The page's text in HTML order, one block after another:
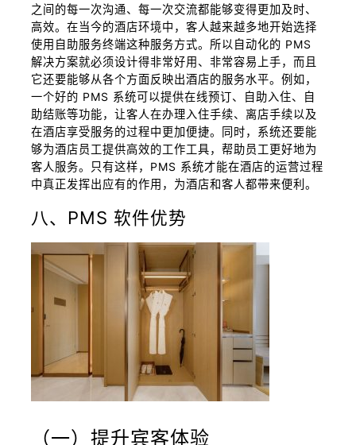
之间的每一次沟通、每一次交流都能够变得更加及时、
高效。在当今的酒店环境中，客人越来越多地开始选择
使用自助服务终端这种服务方式。所以自动化的 PMS
解决方案就必须设计得非常好用、非常容易上手，而且
它还要能够从各个方面反映出酒店的服务水平。例如，
一个好的 PMS 系统可以提供在线预订、自助入住、自
助结账等功能，让客人在办理入住手续、离店手续以及
在酒店享受服务的过程中更加便捷。同时，系统还要能
够为酒店员工提供高效的工作工具，帮助员工更好地为
客人服务。只有这样，PMS 系统才能在酒店的运营过程
中真正发挥出应有的作用，为酒店和客人都带来便利。
八、PMS 软件优势
（一）提升宾客体验